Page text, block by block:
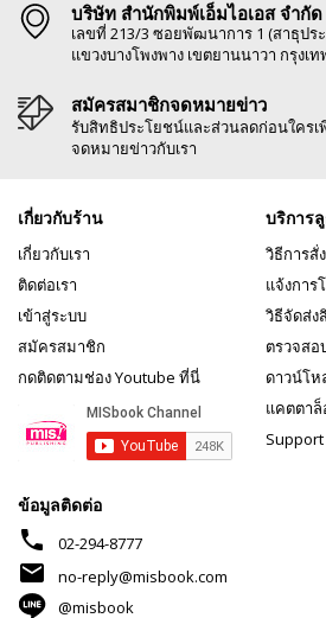
บริษัท สำนักพิมพ์เอ็มไอเอส จำกัด
เลขที่ 213/3 ซอยพัฒนาการ 1 (สาธุปร
แขวงบางโพงพาง เขตยานนาวา กรุงเท
สมัครสมาชิกจดหมายข่าว
รับสิทธิประโยชน์และส่วนลดก่อนใคร
จดหมายข่าวกับเรา
เกี่ยวกับร้าน
เกี่ยวกับเรา
ติดต่อเรา
เข้าสู่ระบบ
สมัครสมาชิก
กดติดตามช่อง Youtube ที่นี่
บริการ
วิธีการสั่
แจ้งการ
วิธีจัดส่ง
ตรวจสอ
ดาวน์โห
แคตตาล็
Support
ข้อมูลติดต่อ
phone 02-294-8777
mail
no-reply@misbook.com
@misbook